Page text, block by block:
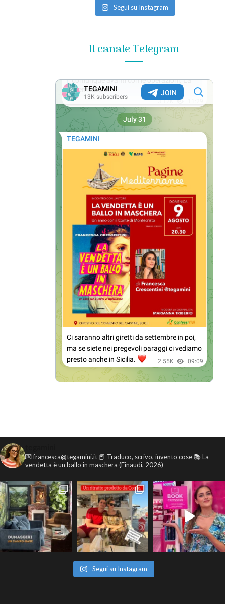
Segui su Instagram
Il canale Telegram
💌 francesca@tegamini.it 📕 Traduco, scrivo, invento cose📚 La
vendetta è un ballo in maschera (Einaudi, 2026)
Segui su Instagram